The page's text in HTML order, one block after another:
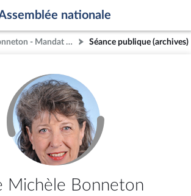
nationale
Mme Michèle Bonneton - Mandat clos - Isère (9e circonscription) Séance publique (archives)
Michèle Bonneton